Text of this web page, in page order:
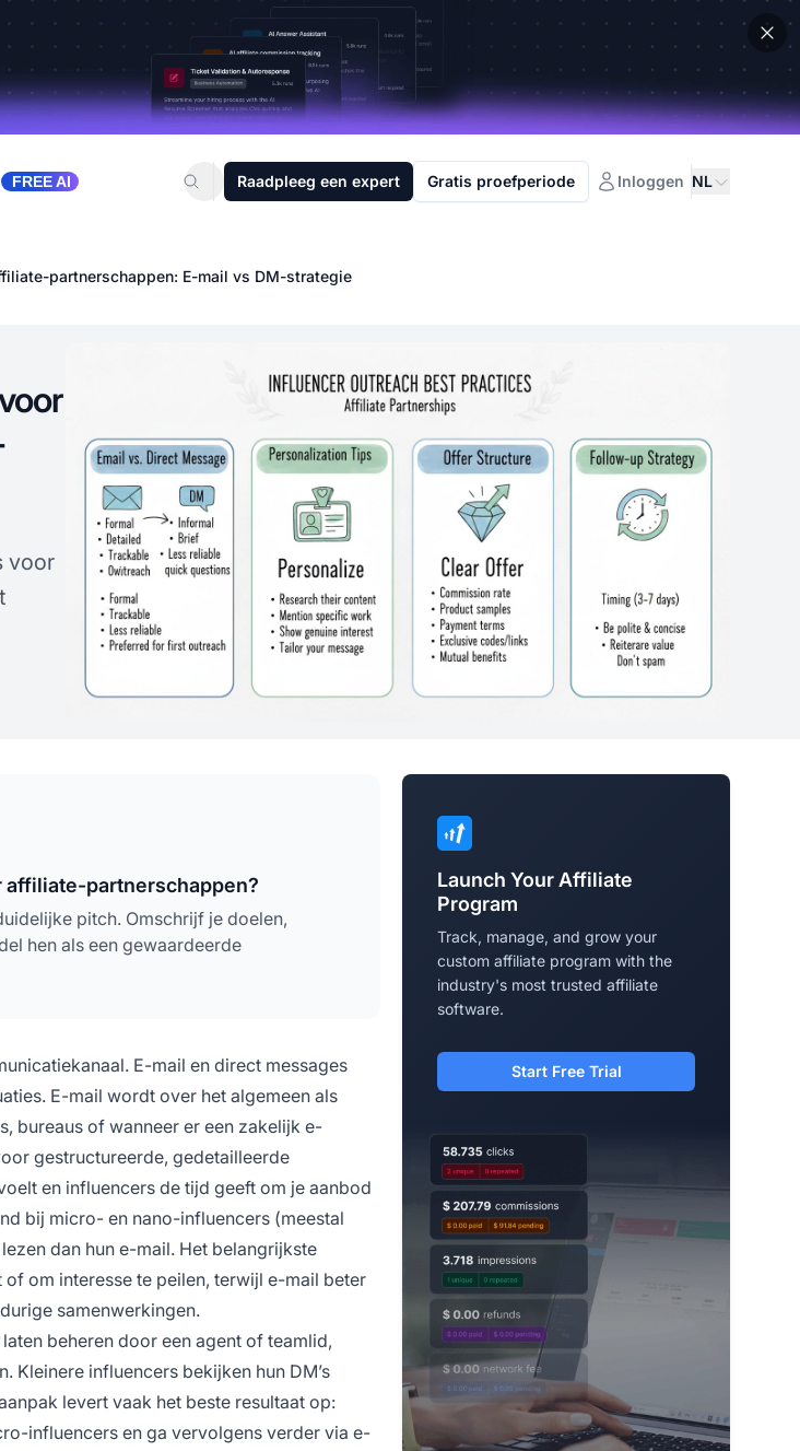
FREE AI Raadpleeg een expert Gratis proefperiode Inloggen NL
partnerschappen: E-mail vs DM-strategie
voor
affiliate-partnerschappen?
pitch. Omschrijf je doelen,
hen als een gewaardeerde
E-mail en direct messages
E-mail wordt over het algemeen als
bureaus of wanneer er een zakelijk e-
gestructureerde, gedetailleerde
en influencers de tijd geeft om je aanbod
bij micro- en nano-influencers (meestal
dan hun e-mail. Het belangrijkste
om interesse te peilen, terwijl e-mail beter
samenwerkingen.
beheren door een agent of teamlid,
influencers bekijken hun DM’s
levert vaak het beste resultaat op:
influencers en ga vervolgens verder via e-
Launch Your Affiliate
Program
Track, manage, and grow your
custom affiliate program with the
industry's most trusted affiliate
software.
Start Free Trial